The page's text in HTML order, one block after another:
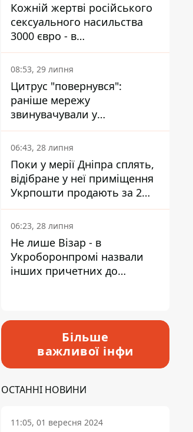
Кожній жертві російського
сексуального насильства
3000 євро - в
Мінсоцполітики пояснили
Інформатору, звідки на це
гроші
08:53, 29 липня
Цитрус "повернувся":
раніше мережу
звинувачували у
контрабанді техніки та
ухиленні від сплати
податків
06:43, 28 липня
Поки у мерії Дніпра сплять,
відібране у неї приміщення
Укрпошти продають за 2
мільйони
06:23, 28 липня
Не лише Візар - в
Укроборонпромі назвали
інших причетних до
Більше
важливої інфи
ОСТАННІ НОВИНИ
11:05, 01 вересня 2024